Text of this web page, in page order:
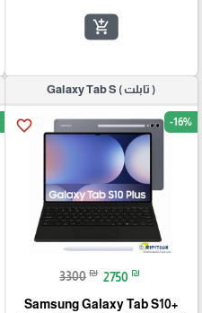
add_shopping_cart
( تابلت ) Galaxy Tab S
favorite_border -16%
3300 ₪ 2750 ₪
Samsung Galaxy Tab S10+